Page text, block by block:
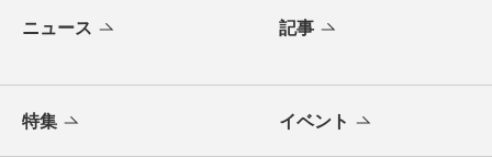
ニュース 記事
特集 イベント